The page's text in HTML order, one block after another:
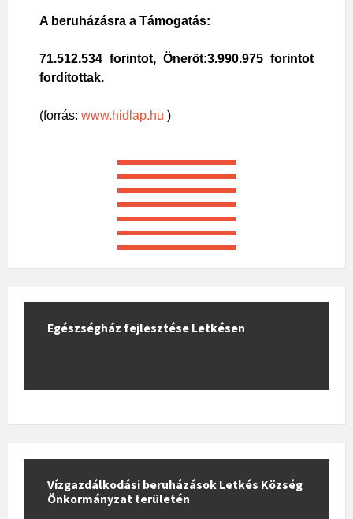
A beruházásra a Támogatás:
71.512.534 forintot, Önerőt:3.990.975 forintot
fordítottak.
(forrás: www.hidlap.hu )
Egészségház fejlesztése Letkésen
Vízgazdálkodási beruházások Letkés Község
Önkormányzat területén